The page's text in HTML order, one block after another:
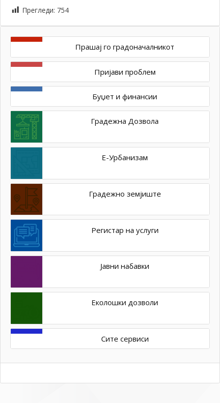
Прегледи: 754
Прашај го градоначалникот
Пријави проблем
Буџет и финансии
Градежна Дозвола
Е-Урбанизам
Градежно земјиште
Регистар на услуги
Јавни набавки
Еколошки дозволи
Сите сервиси